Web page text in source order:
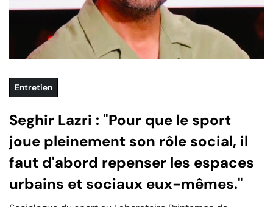
Entretien
Seghir Lazri : "Pour que le sport
joue pleinement son rôle social, il
faut d'abord repenser les espaces
urbains et sociaux eux-mêmes."